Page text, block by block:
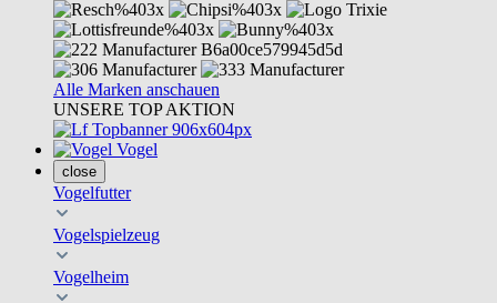
Alle Marken anschauen
UNSERE TOP AKTION
Vogel
close
Vogelfutter
Vogelspielzeug
Vogelheim